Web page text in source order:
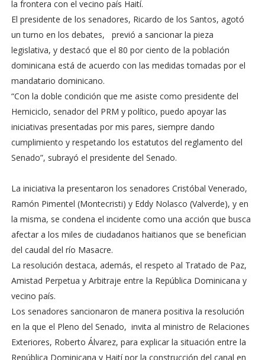
la frontera con el vecino país Haití.
El presidente de los senadores, Ricardo de los Santos, agotó
un turno en los debates, previó a sancionar la pieza
legislativa, y destacó que el 80 por ciento de la población
dominicana está de acuerdo con las medidas tomadas por el
mandatario dominicano.
“Con la doble condición que me asiste como presidente del
Hemiciclo, senador del PRM y político, puedo apoyar las
iniciativas presentadas por mis pares, siempre dando
cumplimiento y respetando los estatutos del reglamento del
Senado”, subrayó el presidente del Senado.
La iniciativa la presentaron los senadores Cristóbal Venerado,
Ramón Pimentel (Montecristi) y Eddy Nolasco (Valverde), y en
la misma, se condena el incidente como una acción que busca
afectar a los miles de ciudadanos haitianos que se benefician
del caudal del río Masacre.
La resolución destaca, además, el respeto al Tratado de Paz,
Amistad Perpetua y Arbitraje entre la República Dominicana y
vecino país.
Los senadores sancionaron de manera positiva la resolución
en la que el Pleno del Senado, invita al ministro de Relaciones
Exteriores, Roberto Álvarez, para explicar la situación entre la
República Dominicana y Haití por la construcción del canal en